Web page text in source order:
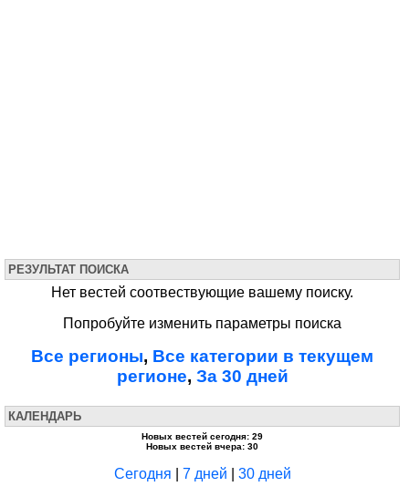
РЕЗУЛЬТАТ ПОИСКА
Нет вестей соотвествующие вашему поиску.
Попробуйте изменить параметры поиска
Все регионы, Все категории в текущем
регионе, За 30 дней
КАЛЕНДАРЬ
Новых вестей сегодня: 29
Новых вестей вчера: 30
Сегодня 7 дней 30 дней